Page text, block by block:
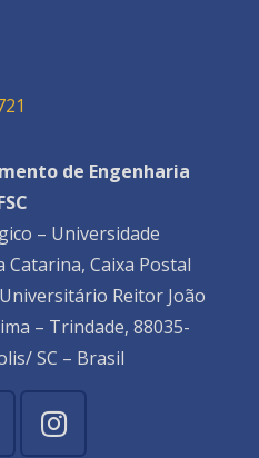
de Engenharia
– Universidade
Catarina, Caixa Postal
Reitor João
– Trindade, 88035-
SC – Brasil